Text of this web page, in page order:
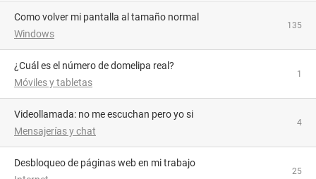
como volver mi pantalla al tamaño normal
Windows
135
¿Cuál es el número de domelipa real?
Móviles y tabletas
1
videollamada: no me escuchan pero yo si
Mensajerías y chat
4
Desbloqueo de páginas web en mi trabajo
25